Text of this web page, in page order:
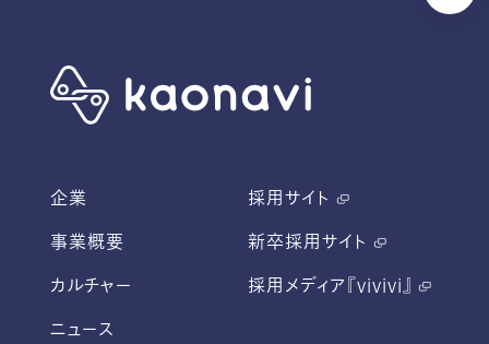
企業
事業概要
カルチャー
ニュース
採用サイト
新卒採用サイト
採用メディア『vivivi』